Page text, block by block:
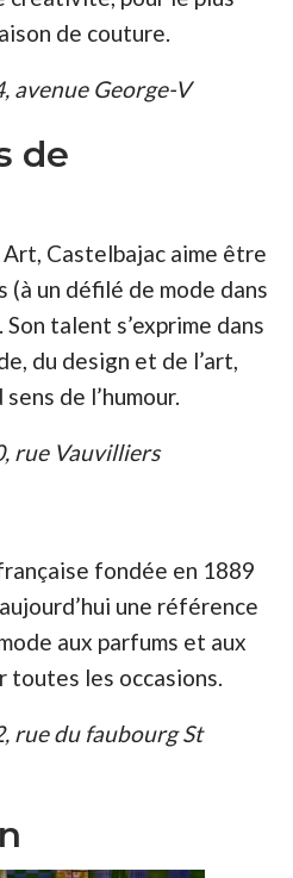
de couture.
avenue George-V
de
Castelbajac aime être
(à un défilé de mode dans
talent s’exprime dans
du design et de l’art,
de l’humour.
rue Vauvilliers
fondée en 1889
une référence
aux parfums et aux
toutes les occasions.
rue du faubourg St